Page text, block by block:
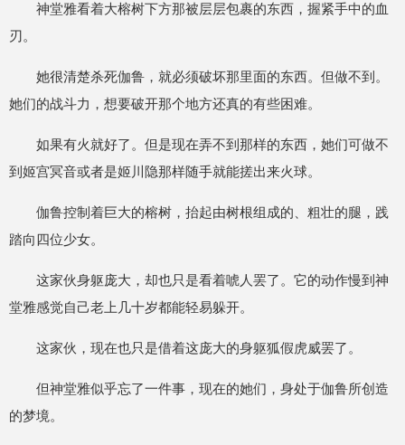
神堂雅看着大榕树下方那被层层包裹的东西，握紧手中的血
刃。
她很清楚杀死伽鲁，就必须破坏那里面的东西。但做不到。
她们的战斗力，想要破开那个地方还真的有些困难。
如果有火就好了。但是现在弄不到那样的东西，她们可做不
到姬宫冥音或者是姬川隐那样随手就能搓出来火球。
伽鲁控制着巨大的榕树，抬起由树根组成的、粗壮的腿，践
踏向四位少女。
这家伙身躯庞大，却也只是看着唬人罢了。它的动作慢到神
堂雅感觉自己老上几十岁都能轻易躲开。
这家伙，现在也只是借着这庞大的身躯狐假虎威罢了。
但神堂雅似乎忘了一件事，现在的她们，身处于伽鲁所创造
的梦境。